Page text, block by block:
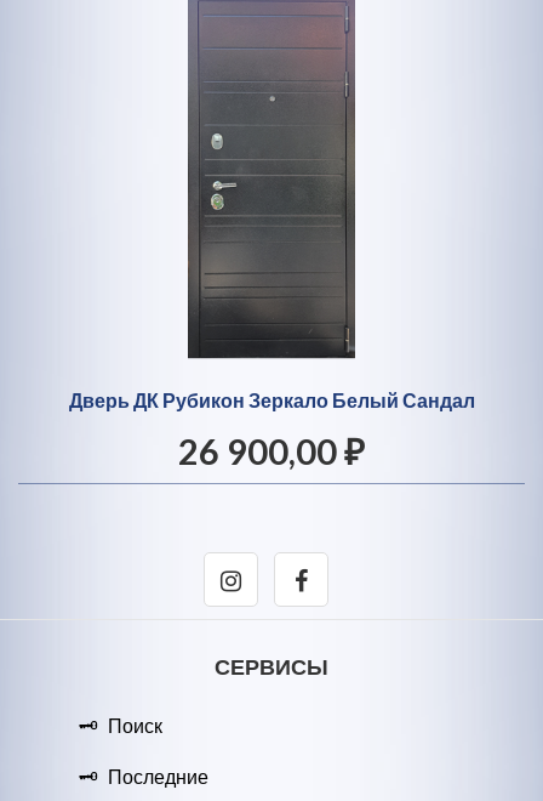
Дверь ДК Рубикон Зеркало Белый Сандал
26 900,00 ₽
СЕРВИСЫ
Поиск
Последние